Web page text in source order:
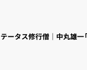
ータス修行僧｜中丸雄一